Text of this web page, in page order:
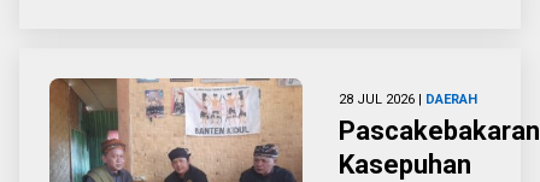
28 JUL 2026 | DAERAH
Pascakebakaran
Kasepuhan